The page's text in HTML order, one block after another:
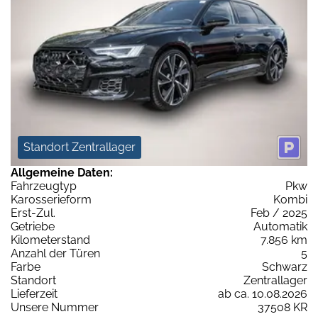
Standort Zentrallager
Allgemeine Daten:
Fahrzeugtyp
Pkw
Karosserieform
Kombi
Erst-Zul.
Feb / 2025
Getriebe
Automatik
Kilometerstand
7.856 km
Anzahl der Türen
5
Farbe
Schwarz
Standort
Zentrallager
Lieferzeit
ab ca. 10.08.2026
Unsere Nummer
37508 KR